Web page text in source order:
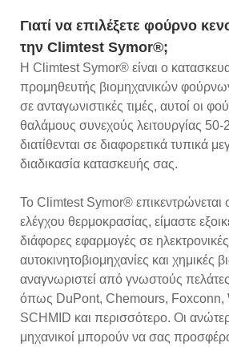
Γιατί να επιλέξετε φούρνο
την Climtest Symor®;
Η Climtest Symor® είναι ο
προμηθευτής βιομηχανικών
σε ανταγωνιστικές τιμές, αυτοί οι
θαλάμους συνεχούς λειτουργίας 50-
διατίθενται σε διαφορετικά τυπικά
διαδικασία κατασκευής σας.
Το Climtest Symor® επικεντρώνεται
ελέγχου θερμοκρασίας, είμαστε
διάφορες εφαρμογές σε
αυτοκινητοβιομηχανίες και χημικές
αναγνωριστεί από γνωστούς
όπως DuPont, Chemours, Foxconn,
SCHMID και περισσότερο. Οι
μηχανικοί μπορούν να σας